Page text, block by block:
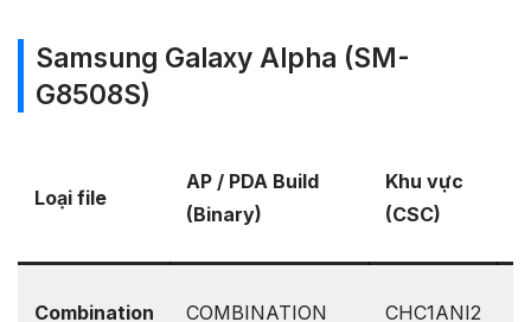
Samsung Galaxy Alpha (SM-
G8508S)
Loại file
AP / PDA Build
(Binary)
Khu vực
(CSC)
Combination COMBINATION CHC1ANI2